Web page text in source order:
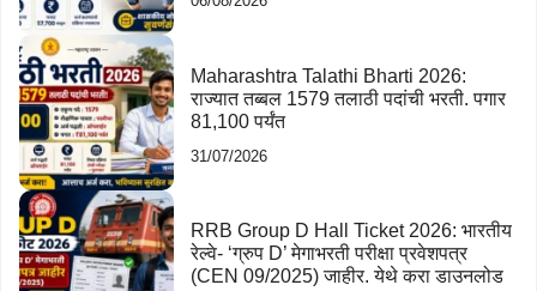
Maharashtra Talathi Bharti 2026:
राज्यात तब्बल 1579 तलाठी पदांची भरती. पगार
81,100 पर्यंत
31/07/2026
RRB Group D Hall Ticket 2026: भारतीय
रेल्वे- ‘ग्रुप D’ मेगाभरती परीक्षा प्रवेशपत्र
(CEN 09/2025) जाहीर. येथे करा डाउनलोड